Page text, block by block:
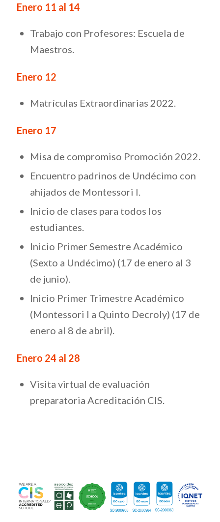
Enero 11 al 14
Trabajo con Profesores: Escuela de
Maestros.
Enero 12
Matrículas Extraordinarias 2022.
Enero 17
Misa de compromiso Promoción 2022.
Encuentro padrinos de Undécimo con
ahijados de Montessori I.
Inicio de clases para todos los
estudiantes.
Inicio Primer Semestre Académico
(Sexto a Undécimo) (17 de enero al 3
de junio).
Inicio Primer Trimestre Académico
(Montessori I a Quinto Decroly) (17 de
enero al 8 de abril).
Enero 24 al 28
Visita virtual de evaluación
preparatoria Acreditación CIS.